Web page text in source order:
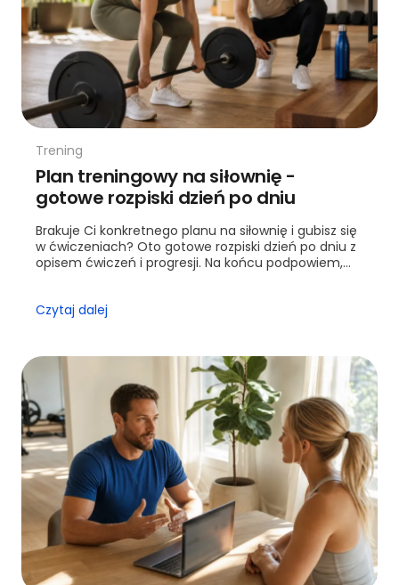
Trening
Plan treningowy na siłownię -
gotowe rozpiski dzień po dniu
Brakuje Ci konkretnego planu na siłownię i gubisz się
w ćwiczeniach? Oto gotowe rozpiski dzień po dniu z
opisem ćwiczeń i progresji. Na końcu podpowiem,
Czytaj dalej